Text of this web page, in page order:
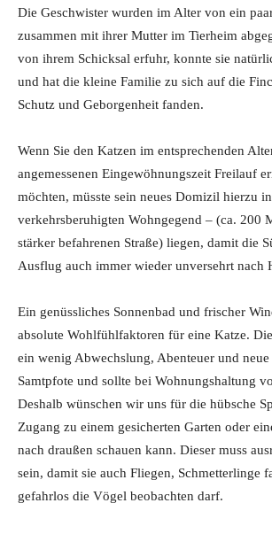
Die Geschwister wurden im Alter von ein
zusammen mit ihrer Mutter im Tierheim
von ihrem Schicksal erfuhr, konnte sie
und hat die kleine Familie zu sich auf die
Schutz und Geborgenheit fanden.
Wenn Sie den Katzen im entsprechenden
angemessenen Eingewöhnungszeit Freilauf
möchten, müsste sein neues Domizil hierzu
verkehrsberuhigten Wohngegend – (ca. 200
stärker befahrenen Straße) liegen, damit die
Ausflug auch immer wieder unversehrt nach
Ein genüssliches Sonnenbad und frischer
absolute Wohlfühlfaktoren für eine Katze.
ein wenig Abwechslung, Abenteuer und
Samtpfote und sollte bei Wohnungshaltung
Deshalb wünschen wir uns für die hübsche
Zugang zu einem gesicherten Garten oder
nach draußen schauen kann. Dieser muss
sein, damit sie auch Fliegen, Schmetterlinge
gefahrlos die Vögel beobachten darf.